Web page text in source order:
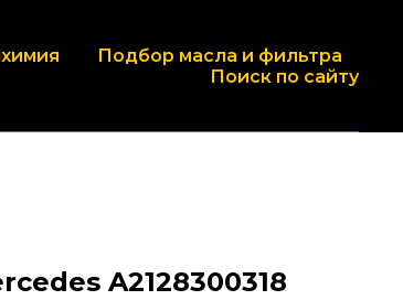
Подбор масла и фильтра
Поиск по сайту
A2128300318